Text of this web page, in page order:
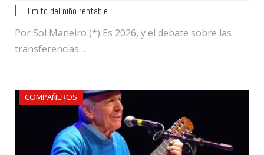
El mito del niño rentable
Por Sol Maneiro (*) Es 2026, y el debate sobre las
transferencias…
COMPAÑEROS